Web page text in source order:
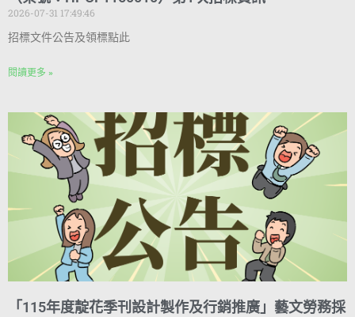
2026-07-31 17:49:46
招標文件公告及領標點此
閱讀更多 »
「115年度靛花季刊設計製作及行銷推廣」藝文勞務採